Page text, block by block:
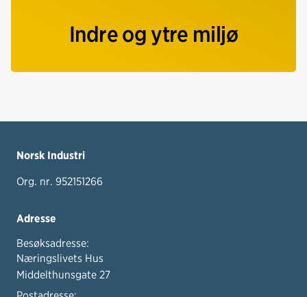
Indre og ytre miljø
Norsk Industri
Org. nr. 952151266
Adresse
Besøksadresse:
Næringslivets Hus
Middelthunsgate 27